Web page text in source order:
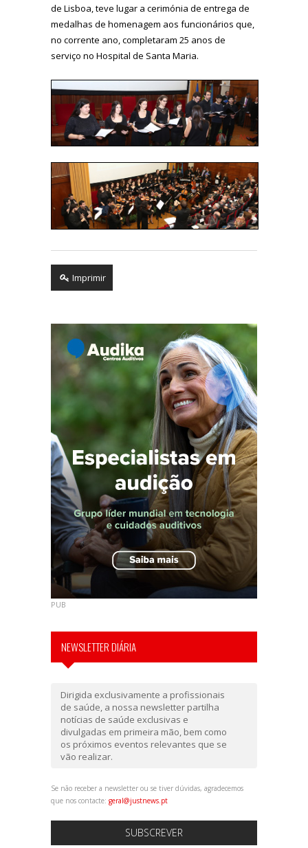
de Lisboa, teve lugar a cerimónia de entrega de
medalhas de homenagem aos funcionários que,
no corrente ano, completaram 25 anos de
serviço no Hospital de Santa Maria.
Imprimir
PUB
NEWSLETTER DIÁRIA
Dirigida exclusivamente a profissionais
de saúde, a nossa newsletter partilha
notícias de saúde exclusivas e
divulgadas em primeira mão, bem como
os próximos eventos relevantes que se
vão realizar.
Se não receber a newsletter ou se tiver dúvidas, agradecemos
que nos contacte: geral@justnews.pt
SUBSCREVER